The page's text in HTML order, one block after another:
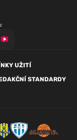
UŽITÍ
STANDARDY